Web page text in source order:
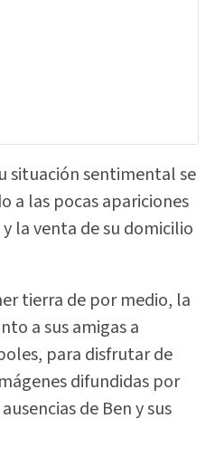
situación sentimental se
a las pocas apariciones
la venta de su domicilio
tierra de por medio, la
a sus amigas a
para disfrutar de
difundidas por
de Ben y sus